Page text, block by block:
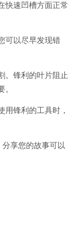
快速凹槽方面正常
可以尽早发现错
。锋利的叶片阻止
。
用锋利的工具时，
享您的故事可以